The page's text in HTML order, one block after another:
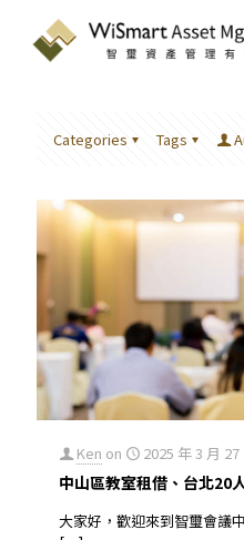
Categories Tags
Ken on 2025 年 3 月 27
中山區教室租借、台北20
大家好，歡迎來到智璽會議